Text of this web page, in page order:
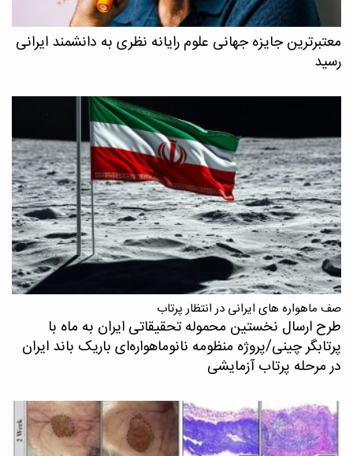
معتبرترین جایزه جهانی علوم رایانه نظری به دانشمند ایرانی
رسید
صف ماهواره های ایرانی در انتظار پرتاب
طرح ارسال نخستین محموله تحقیقاتی ایران به ماه با
پرتابگر چینی/پروژه منظومه نانوماهواره‌ای باریک باند ایران
در مرحله پرتاب آزمایشی